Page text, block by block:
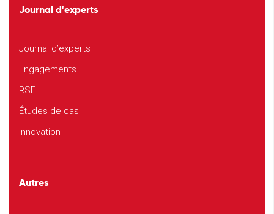
Journal d'experts
Journal d’experts
Engagements
RSE
Études de cas
Innovation
Autres